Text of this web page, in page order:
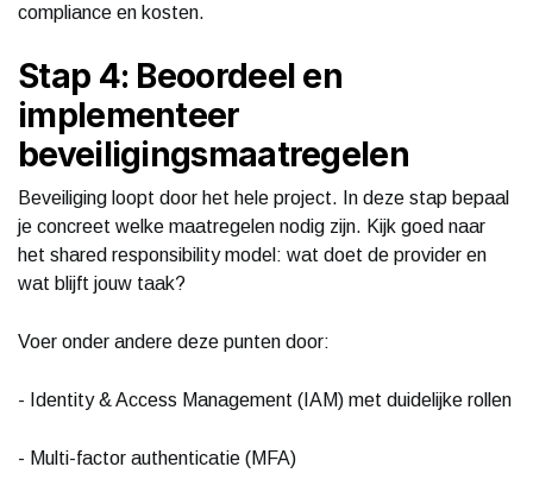
compliance en kosten.
Stap 4: Beoordeel en
implementeer
beveiligingsmaatregelen
Beveiliging loopt door het hele project. In deze stap bepaal
je concreet welke maatregelen nodig zijn. Kijk goed naar
het shared responsibility model: wat doet de provider en
wat blijft jouw taak?
Voer onder andere deze punten door:
- Identity & Access Management (IAM) met duidelijke rollen
- Multi-factor authenticatie (MFA)